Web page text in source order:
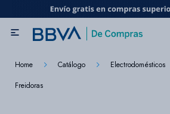

Home Catálogo Electrodomésticos
Freidoras